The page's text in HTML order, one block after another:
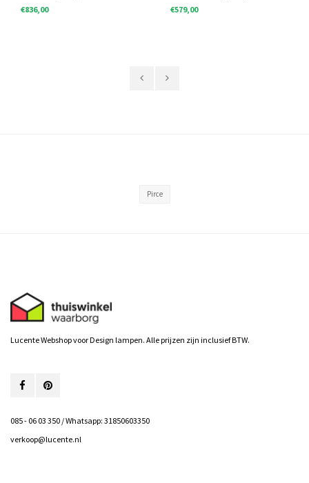
€836,00 €579,00
Pirce
Lucente Webshop voor Design lampen. Alle prijzen zijn inclusief BTW.
085 - 06 03 350 / Whatsapp: 31850603350
verkoop@lucente.nl